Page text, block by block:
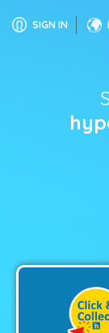
SIGN IN